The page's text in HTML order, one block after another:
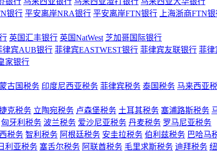
银行 平安离岸NRA银行 平安离岸FTN银行 上海浙商FTN
英国汇丰银行 英国NatWest 芝加哥国际银行
律宾AUB银行 菲律宾EASTWEST银行 菲律宾友联银行 菲律
家银行
蒙古国税务 印度尼西亚税务 菲律宾税务 泰国税务 马来西亚
克税务 立陶宛税务 卢森堡税务 土耳其税务 塞浦路斯税务
匈牙利税务 波兰税务 爱沙尼亚税务 丹麦税务 罗马尼亚税务
税务 智利税务 阿根廷税务 安圭拉税务 伯利兹税务 巴哈马
利亚税务 塞舌尔税务 阿联酋税务 毛里求斯税务 迪拜税务